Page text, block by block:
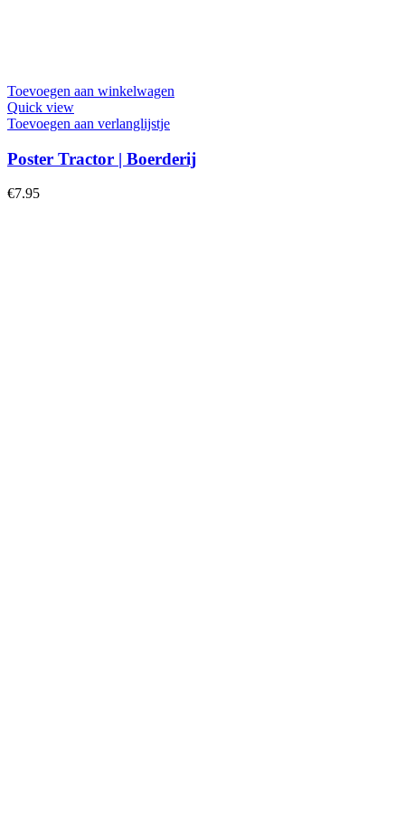
Toevoegen aan winkelwagen
Quick view
Toevoegen aan verlanglijstje
Poster Tractor | Boerderij
€7.95